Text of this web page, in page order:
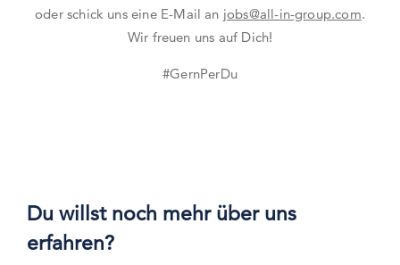
oder schick uns eine E-Mail an jobs@all-in-group.com.
Wir freuen uns auf Dich!
#GernPerDu
Du willst noch mehr über uns
erfahren?